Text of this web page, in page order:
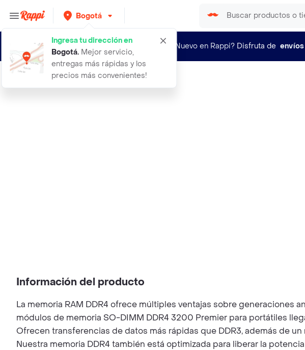
Bogotá
Ingresa tu dirección en
Bogotá. Mejor servicio,
entregas más rápidas y los
precios más convenientes!
¿Nuevo en Rappi? Disfruta de
ddr 4 8 gb portatil adata 3200 mhz
Información del producto
La memoria RAM DDR4 ofrece múltiples ventajas sobre generaciones
módulos de memoria SO-DIMM DDR4 3200 Premier para portátiles
Ofrecen transferencias de datos más rápidas que DDR3, además de
Nuestra memoria DDR4 también está optimizada para liberar la